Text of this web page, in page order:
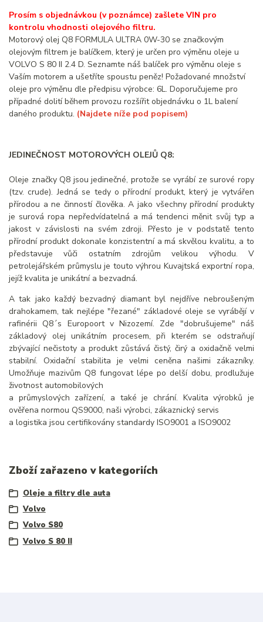
Prosím s objednávkou (v poznámce) zašlete VIN pro
kontrolu vhodnosti olejového filtru.
Motorový olej Q8 FORMULA ULTRA 0W-30 se značkovým
olejovým filtrem je balíčkem, který je určen pro výměnu oleje u
VOLVO S 80 II 2.4 D. Seznamte náš balíček pro výměnu oleje s
Vaším motorem a ušetříte spoustu peněz! Požadované množství
oleje pro výměnu dle předpisu výrobce: 6L. Doporučujeme pro
případné dolití během provozu rozšířit objednávku o 1L balení
daného produktu. (Najdete níže pod popisem)
JEDINEČNOST MOTOROVÝCH OLEJŮ Q8:
Oleje značky Q8 jsou jedinečné, protože se vyrábí ze surové ropy
(tzv. crude). Jedná se tedy o přírodní produkt, který je vytvářen
přírodou a ne činností člověka. A jako všechny přírodní produkty
je surová ropa nepředvídatelná a má tendenci měnit svůj typ a
jakost v závislosti na svém zdroji. Přesto je v podstatě tento
přírodní produkt dokonale konzistentní a má skvělou kvalitu, a to
představuje vůči ostatním zdrojům velikou výhodu. V
petrolejářském průmyslu je touto výhrou Kuvajtská exportní ropa,
jejíž kvalita je unikátní a bezvadná.
A tak jako každý bezvadný diamant byl nejdříve nebroušeným
drahokamem, tak nejlépe "řezané" základové oleje se vyrábějí v
rafinérii Q8´s Europoort v Nizozemí. Zde "dobrušujeme" náš
základový olej unikátním procesem, při kterém se odstraňují
zbývající nečistoty a produkt zůstává čistý, čirý a oxidačně velmi
stabilní. Oxidační stabilita je velmi ceněna našimi zákazníky.
Umožňuje mazivům Q8 fungovat lépe po delší dobu, prodlužuje
životnost automobilových
a průmyslových zařízení, a také je chrání. Kvalita výrobků je
ověřena normou QS9000, naši výrobci, zákaznický servis
a logistika jsou certifikovány standardy ISO9001 a ISO9002
Zboží zařazeno v kategoriích
Oleje a filtry dle auta
Volvo
Volvo S80
Volvo S 80 II